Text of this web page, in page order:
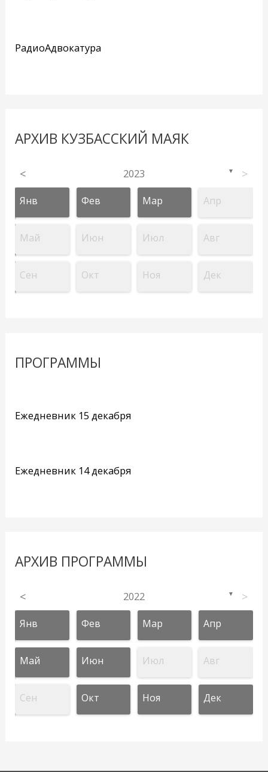
РадиоАдвокатура
АРХИВ КУЗБАССКИЙ МАЯК
< 2023 ▼ >
Янв Фев Мар Апр
Май Июн Июл Авг
Сен Окт Ноя Дек
ПРОГРАММЫ
Ежедневник 15 декабря
Ежедневник 14 декабря
АРХИВ ПРОГРАММЫ
< 2022 ▼ >
Янв Фев Мар Апр
Май Июн Июл Авг
Сен Окт Ноя Дек